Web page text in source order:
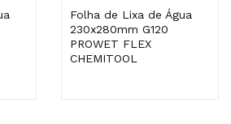
Folha de Lixa de Água
230x280mm G120
PROWET FLEX
CHEMITOOL